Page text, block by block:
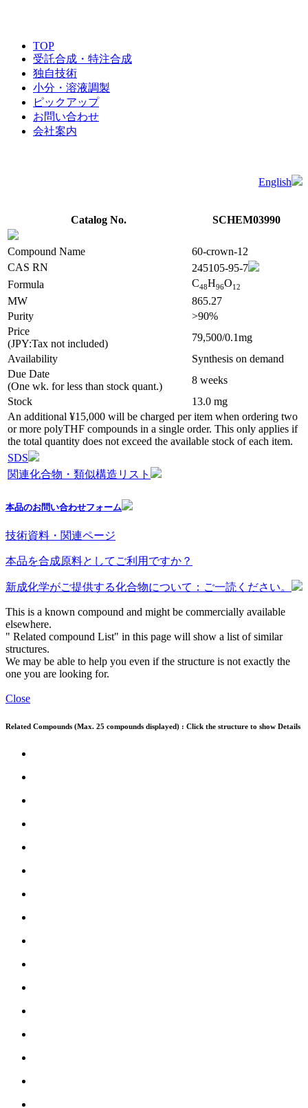
TOP
受託合成・特注合成
独自技術
小分・溶液調製
ピックアップ
お問い合わせ
会社案内
English
Catalog No. SCHEM03990
Compound Name
60-crown-12
CAS RN
245105-95-7
Formula
C48H96O12
MW
865.27
Purity
>90%
Price
(JPY:Tax not included)
79,500/0.1mg
Availability
Synthesis on demand
Due Date
(One wk. for less than stock quant.)
8 weeks
Stock
13.0 mg
An additional ¥15,000 will be charged per item when ordering two
or more polyTHF compounds in a single order. This only applies if
the total quantity does not exceed the available stock of each item.
SDS
関連化合物・類似構造リスト
本品のお問い合わせフォーム
技術資料・関連ページ
本品を合成原料としてご利用ですか？
新成化学がご提供する化合物について：ご一読ください。
This is a known compound and might be commercially available
elsewhere.
" Related compound List" in this page will show a list of similar
structures.
We may be able to help you even if the structure is not exactly the
one you are looking for.
Close
Related Compounds (Max. 25 compounds displayed) : Click the structure to show Details